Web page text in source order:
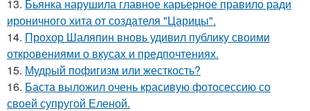
13. Бьянка нарушила главное карьерное правило ради
ироничного хита от создателя "Царицы".
14. Прохор Шаляпин вновь удивил публику своими
откровениями о вкусах и предпочтениях.
15. Мудрый пофигизм или жесткость?
16. Баста выложил очень красивую фотосессию со
своей супругой Еленой.